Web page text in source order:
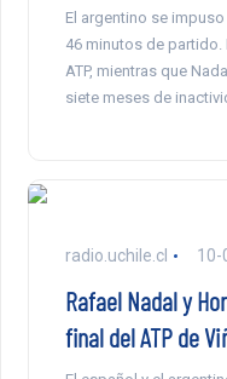
El argentino se
46 minutos de partido.
ATP, mientras que
siete meses de
radio.uchile.cl 10-
Rafael Nadal y
final del ATP de